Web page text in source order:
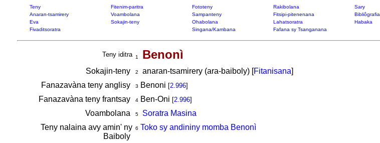
Teny Fitenim-paritra Fototeny Rakibolana Sary
Anaran-tsamirery
Voambolana Sampanteny Fitsipi-pitenenana Bibliôgrafia
Eva
Sokajin-teny Ohabolana Lahatsoratra Habaka
Fivaditsoratra
Singana/Kambana Fafana sy Tsanganana
Teny iditra 1 Benonì
Sokajin-teny 2 anaran-tsamirery (ara-baiboly) [Fitanisana]
Fanazavàna teny anglisy
3 Benoni [2.996]
Fanazavàna teny frantsay 4Ben-Oni [2.996]
Voambolana 5
Soratra Masina
Teny nalaina avy amin' ny
Baiboly
6 Toko sy andininy momba Benonì